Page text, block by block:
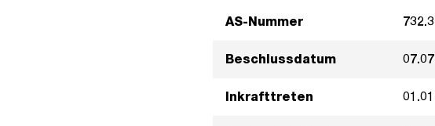
AS-Nummer
Beschlussdatum
Inkrafttreten